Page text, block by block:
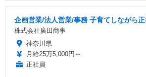
企画営業/法人営業/事務 子育てしながら
株式会社廣田商事
神奈川県
月給25万5,000円～
正社員